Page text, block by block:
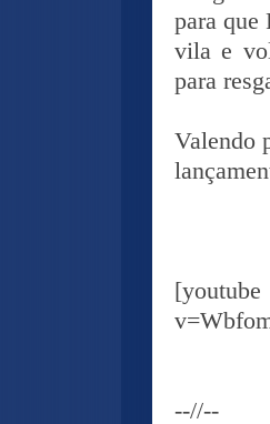
para que
vila e
para
Valendo
--//--